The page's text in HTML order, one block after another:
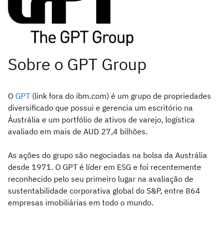
O GPT (link fora do ibm.com) é um grupo de propriedades
diversificado que possui e gerencia um escritório na
Áustrália e um portfólio de ativos de varejo, logística
avaliado em mais de AUD 27,4 bilhões.
As ações do grupo são negociadas na bolsa da Austrália
desde 1971. O GPT é líder em ESG e foi recentemente
reconhecido pelo seu primeiro lugar na avaliação de
sustentabilidade corporativa global do S&P, entre 864
empresas imobiliárias em todo o mundo.